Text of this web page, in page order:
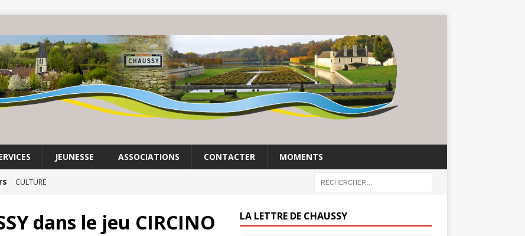
JEUNESSE ASSOCIATIONS CONTACTER MOMENTS
CULTURE
dans le jeu CIRCINO
LA LETTRE DE CHAUSSY